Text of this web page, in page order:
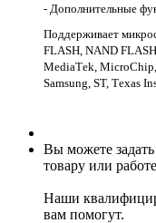
- Дополнительные
Поддерживает
FLАSН, NАND
МеdiаТеk, МiсrоСhiр,
Sаmsung, SТ, Техаs
Вы можете
товару или
Наши
вам помогут.